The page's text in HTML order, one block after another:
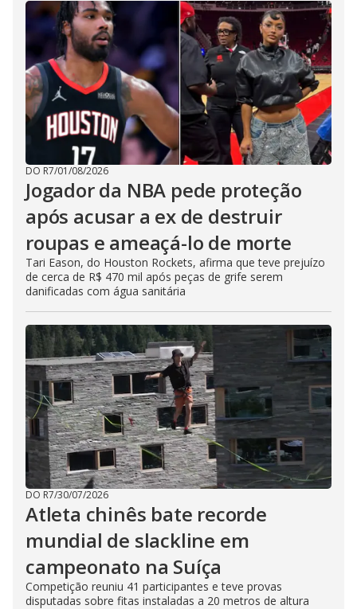
DO R7/01/08/2026
Jogador da NBA pede proteção
após acusar a ex de destruir
roupas e ameaçá-lo de morte
Tari Eason, do Houston Rockets, afirma que teve prejuízo
de cerca de R$ 470 mil após peças de grife serem
danificadas com água sanitária
DO R7/30/07/2026
Atleta chinês bate recorde
mundial de slackline em
campeonato na Suíça
Competição reuniu 41 participantes e teve provas
disputadas sobre fitas instaladas a 20 metros de altura